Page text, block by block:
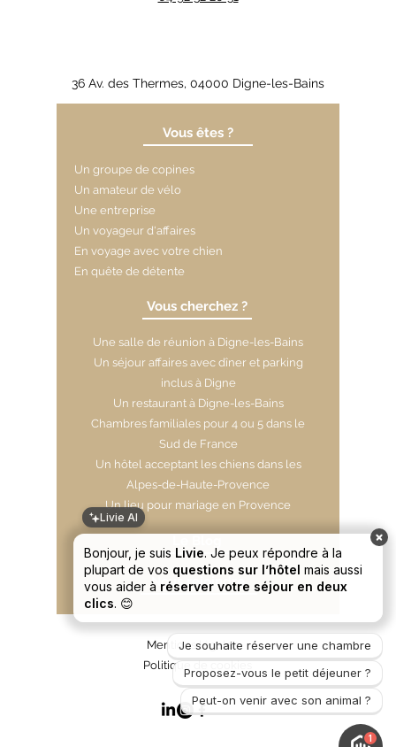
36 Av. des Thermes, 04000 Digne-les-Bains
Vous êtes ?
Un groupe de copines
Un amateur de vélo
Une entreprise
Un voyageur d'affaires
En voyage avec votre chien
En quête de détente
Vous cherchez ?
Une salle de réunion à Digne-les-Bains
​Un séjour affaires avec dîner et parking
inclus à Digne
Un restaurant à Digne-les-Bains
Chambres familiales pour 4 ou 5 dans le
Sud de France
Un hôtel acceptant les chiens dans les
Alpes-de-Haute-Provence
Un lieu pour mariage en Provence
Nous rejoindre
Mentions légales
Politique de cookies
1
Bonjour, je suis Livie. Je peux répondre à la
plupart de vos questions sur l’hôtel mais aussi
vous aider à réserver votre séjour en deux
clics. 😊
Livie AI
Je souhaite réserver une chambre
Proposez-vous le petit déjeuner ?
Peut-on venir avec son animal ?